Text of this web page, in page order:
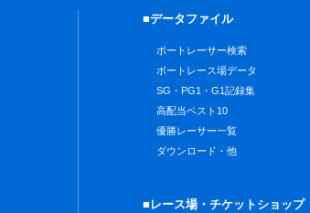
■データファイル
ボートレーサー検索
ボートレース場データ
SG・PG1・G1記録集
高配当ベスト10
優勝レーサー一覧
ダウンロード・他
■レース場・チケットショップ